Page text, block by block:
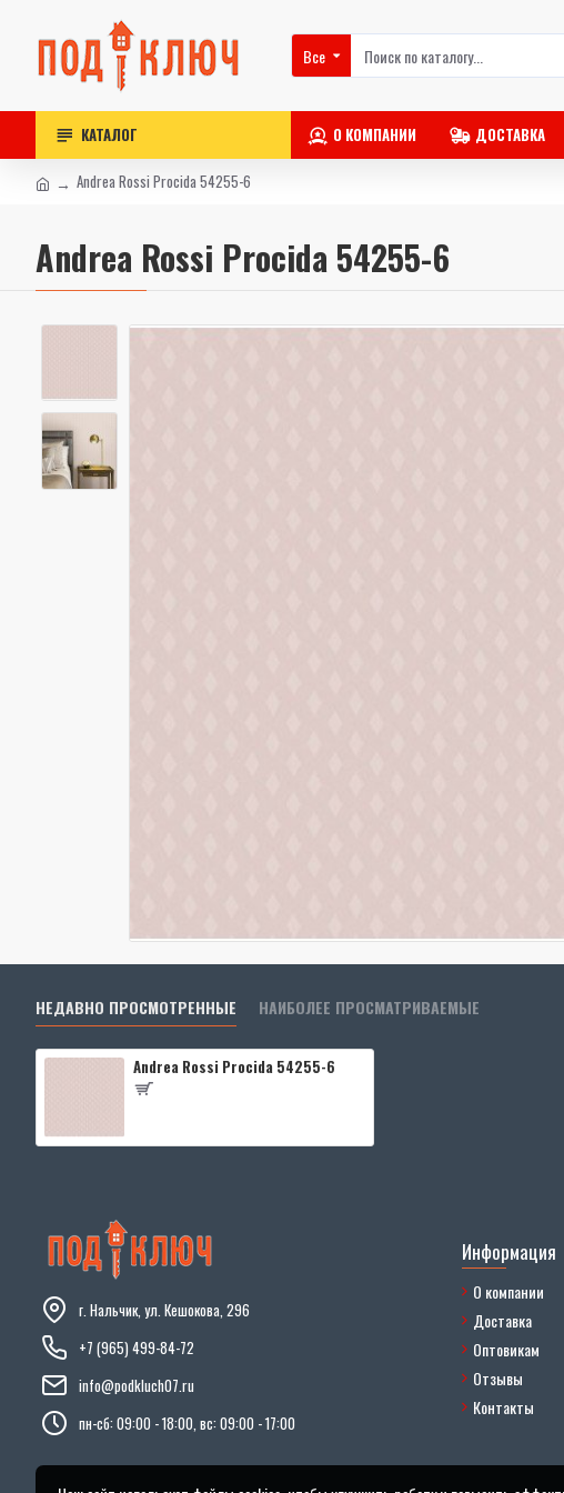
Все
КАТАЛОГ О КОМПАНИИ ДОСТАВКА
Andrea Rossi Procida 54255-6
Andrea Rossi Procida 54255-6
НЕДАВНО ПРОСМОТРЕННЫЕ НАИБОЛЕЕ ПРОСМАТРИВАЕМЫЕ
Andrea Rossi Procida 54255-6
г. Нальчик, ул. Кешокова, 296
+7 (965) 499-84-72
info@podkluch07.ru
пн-сб: 09:00 - 18:00, вс: 09:00 - 17:00
Информация
О компании
Доставка
Оптовикам
Отзывы
Контакты